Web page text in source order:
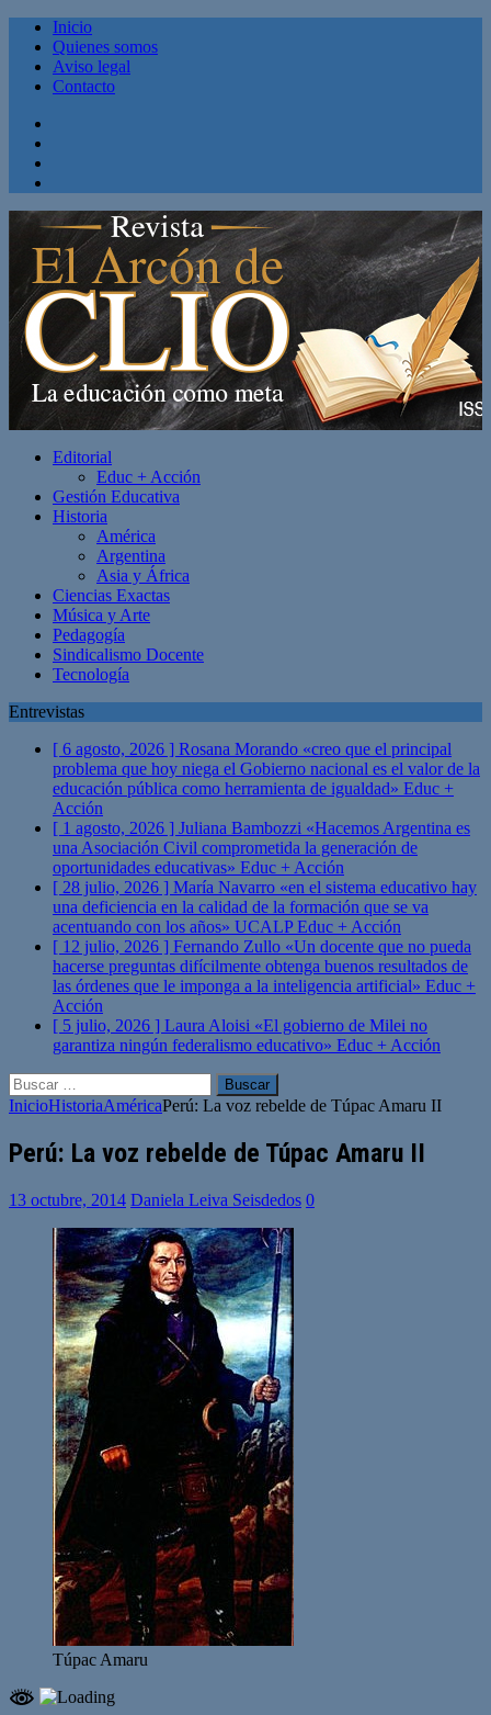
Inicio
Quienes somos
Aviso legal
Contacto
Editorial
Educ + Acción
Gestión Educativa
Historia
América
Argentina
Asia y África
Ciencias Exactas
Música y Arte
Pedagogía
Sindicalismo Docente
Tecnología
Entrevistas
[ 6 agosto, 2026 ] Rosana Morando «creo que el principal
problema que hoy niega el Gobierno nacional es el valor de la
educación pública como herramienta de igualdad» Educ +
Acción
[ 1 agosto, 2026 ] Juliana Bambozzi «Hacemos Argentina es
una Asociación Civil comprometida la generación de
oportunidades educativas» Educ + Acción
[ 28 julio, 2026 ] María Navarro «en el sistema educativo hay
una deficiencia en la calidad de la formación que se va
acentuando con los años» UCALPEduc + Acción
[ 12 julio, 2026 ] Fernando Zullo «Un docente que no pueda
hacerse preguntas difícilmente obtenga buenos resultados de
las órdenes que le imponga a la inteligencia artificial» Educ +
Acción
[ 5 julio, 2026 ] Laura Aloisi «El gobierno de Milei no
garantiza ningún federalismo educativo» Educ + Acción
Buscar:
InicioHistoriaAméricaPerú: La voz rebelde de Túpac Amaru II
Perú: La voz rebelde de Túpac Amaru II
13 octubre, 2014 Daniela Leiva Seisdedos 0
Túpac Amaru